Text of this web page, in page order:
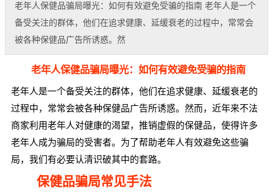
老年人保健品骗局曝光：如何有效避免受骗的指南 老年人是一个
备受关注的群体，他们在追求健康、延缓衰老的过程中，常常会
被各种保健品广告所诱惑。然
老年人保健品骗局曝光：如何有效避免受骗的指南
老年人是一个备受关注的群体，他们在追求健康、延缓衰老的
过程中，常常会被各种保健品广告所诱惑。然而，近年来不法
商家利用老年人对健康的渴望，推销虚假的保健品，使得许多
老年人成为骗局的受害者。为了帮助老年人有效避免这些骗
局，我们有必要认清识破其中的套路。
保健品骗局常见手法